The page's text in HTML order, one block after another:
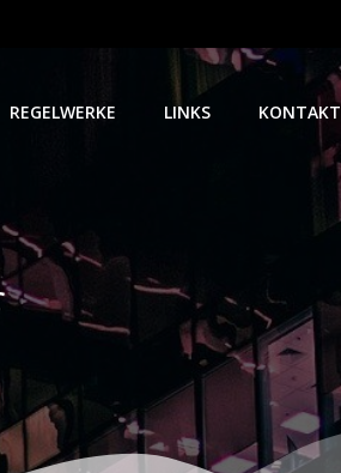
REGELWERKE LINKS KONTAKT